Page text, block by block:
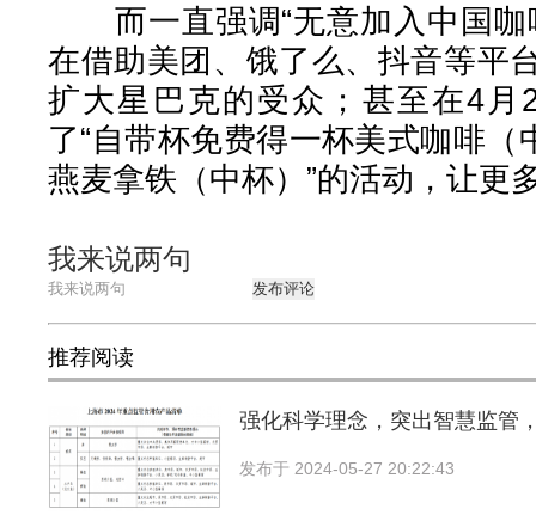
而一直强调“无意加入中国咖
在借助美团、饿了么、抖音等平
扩大星巴克的受众；甚至在4月
了“自带杯免费得一杯美式咖啡（
燕麦拿铁（中杯）”的活动，让更
我来说两句
发布评论
推荐阅读
强化科学理念，突出智慧监管
发布于 2024-05-27 20:22:43